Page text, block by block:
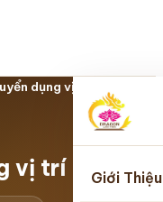
Giới Thiệu
dụng vị trí luật sư
vị trí luật sư